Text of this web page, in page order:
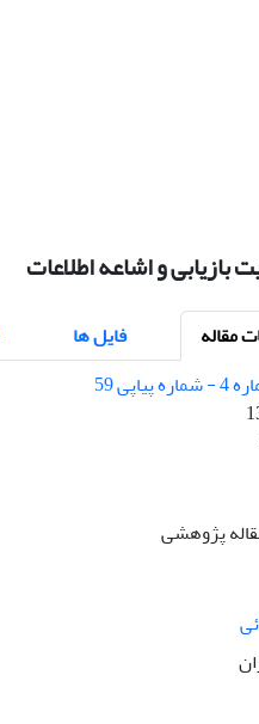
بازیابی و اشاعه اطلاعات
مقاله فایل ها
پژوهشی